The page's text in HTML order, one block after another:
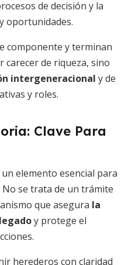
de decisión y la
oportunidades.
componente y terminan
de riqueza, sino
intergeneracional y de
y roles.
Clave Para
elemento esencial para
se trata de un trámite
que asegura la
y protege el
herederos con claridad